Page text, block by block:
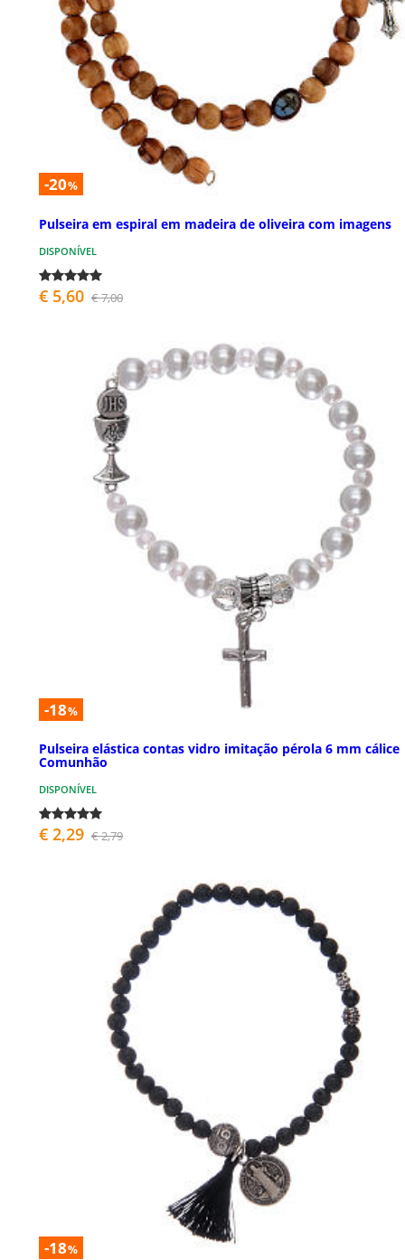
-20%
Pulseira em espiral em madeira de oliveira com imagens
DISPONÍVEL
€ 5,60 € 7,00
-18%
Pulseira elástica contas vidro imitação pérola 6 mm cálice
Comunhão
DISPONÍVEL
€ 2,29 € 2,79
-18%